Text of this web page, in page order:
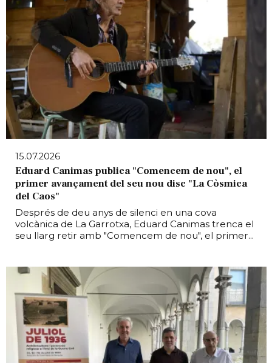
15.07.2026
Eduard Canimas publica "Comencem de nou", el
primer avançament del seu nou disc "La Còsmica
del Caos"
Després de deu anys de silenci en una cova
volcànica de La Garrotxa, Eduard Canimas trenca el
seu llarg retir amb "Comencem de nou", el primer...